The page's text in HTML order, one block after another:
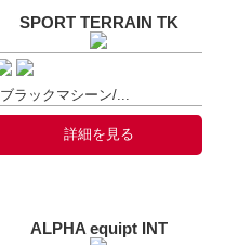
SPORT TERRAIN TK
ブラックマシーン/...
詳細を見る
ALPHA equipt INT